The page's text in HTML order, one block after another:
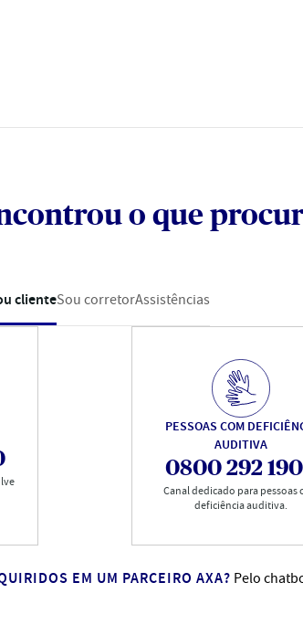
o que
clienteSou corretorAssistências
PESSOAS COM
AUDITIVA
0800 292
Canal dedicado para pessoas
deficiência auditiva.
EM UM PARCEIRO AXA? Pelo